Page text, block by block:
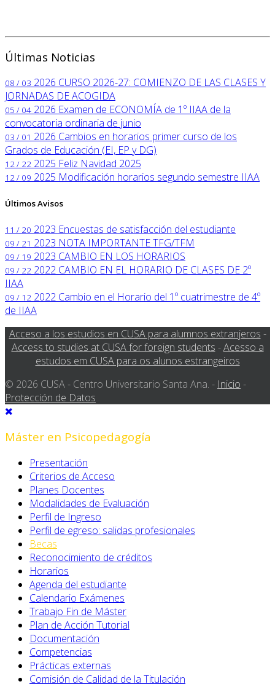
Últimas Noticias
08 / 03 2026 CURSO 2026-27: COMIENZO DE LAS CLASES Y
JORNADAS DE ACOGIDA
05 / 04 2026 Examen de ECONOMÍA de 1º IIAA de la
convocatoria ordinaria de junio
03 / 01 2026 Cambios en horarios primer curso de los
Grados de Educación (EI, EP y DG)
12 / 22 2025 Feliz Navidad 2025
12 / 09 2025 Modificación horarios segundo semestre IIAA
Últimos Avisos
11 / 20 2023 Encuestas de satisfacción del estudiante
09 / 21 2023 NOTA IMPORTANTE TFG/TFM
09 / 19 2023 CAMBIO EN LOS HORARIOS
09 / 22 2022 CAMBIO EN EL HORARIO DE CLASES DE 2º
IIAA
09 / 12 2022 Cambio en el Horario del 1º cuatrimestre de 4º
de IIAA
Acceso a los estudios en CUSA para alumnos extranjeros -
Access to studies at CUSA for foreign students -Acesso a
estudos em CUSA para os alunos estrangeiros
© 2026 CUSA - Centro Universitario Santa Ana. - Inicio -
Protección de Datos
Máster en Psicopedagogía
Presentación
Criterios de Acceso
Planes Docentes
Modalidades de Evaluación
Perfil de Ingreso
Perfil de egreso: salidas profesionales
Becas
Reconocimiento de créditos
Horarios
Agenda del estudiante
Calendario Exámenes
Trabajo Fin de Máster
Plan de Acción Tutorial
Documentación
Competencias
Prácticas externas
Comisión de Calidad de la Titulación